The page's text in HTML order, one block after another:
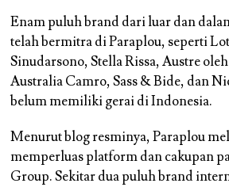
Enam puluh brand dari luar dan
telah bermitra di Paraplou, seperti
Sinudarsono, Stella Rissa, Austre
Australia Camro, Sass & Bide, dan
belum memiliki gerai di Indonesia.
Menurut blog resminya, Paraplou
memperluas platform dan cakupan
Group. Sekitar dua puluh brand